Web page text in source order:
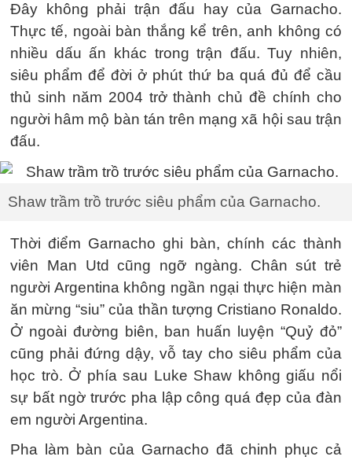
Đây không phải trận đấu hay của Garnacho.
Thực tế, ngoài bàn thắng kể trên, anh không có
nhiều dấu ấn khác trong trận đấu. Tuy nhiên,
siêu phẩm để đời ở phút thứ ba quá đủ để cầu
thủ sinh năm 2004 trở thành chủ đề chính cho
người hâm mộ bàn tán trên mạng xã hội sau trận
đấu.
Shaw trầm trồ trước siêu phẩm của Garnacho.
Thời điểm Garnacho ghi bàn, chính các thành
viên Man Utd cũng ngỡ ngàng. Chân sút trẻ
người Argentina không ngần ngại thực hiện màn
ăn mừng “siu” của thần tượng Cristiano Ronaldo.
Ở ngoài đường biên, ban huấn luyện “Quỷ đỏ”
cũng phải đứng dậy, vỗ tay cho siêu phẩm của
học trò. Ở phía sau Luke Shaw không giấu nổi
sự bất ngờ trước pha lập công quá đẹp của đàn
em người Argentina.
Pha làm bàn của Garnacho đã chinh phục cả